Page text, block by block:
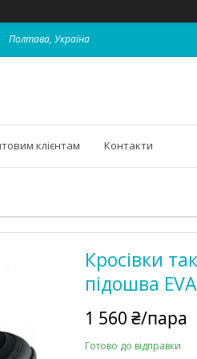
Полтава, Україна
клієнтам Контакти
Кросівки
підошва
1 560 ₴/пара
Готово до відправки